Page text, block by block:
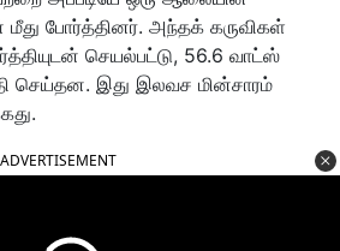
மீது போர்த்தினர். அந்தக் கருவிகள்
செயல்பட்டு, 56.6 வாட்ஸ்
செய்தன. இது இலவச மின்சாரம்
ADVERTISEMENT